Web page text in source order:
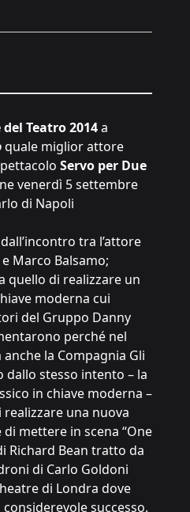
Teatro 2014a
quale miglior attore
Servo per Due
venerdì 5 settembre
di Napoli
tra l’attore
Marco Balsamo;
quello di realizzare un
moderna cui
del Gruppo Danny
perché nel
la Compagnia Gli
stesso intento – la
in chiave moderna –
una nuova
mettere in scena “One
Richard Bean tratto da
di Carlo Goldoni
di Londra dove
successo.